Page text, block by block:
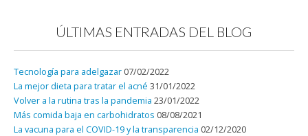
ÚLTIMAS ENTRADAS DEL BLOG
Tecnología para adelgazar 07/02/2022
La mejor dieta para tratar el acné 31/01/2022
Volver a la rutina tras la pandemia 23/01/2022
Más comida baja en carbohidratos 08/08/2021
La vacuna para el COVID-19 y la transparencia 02/12/2020